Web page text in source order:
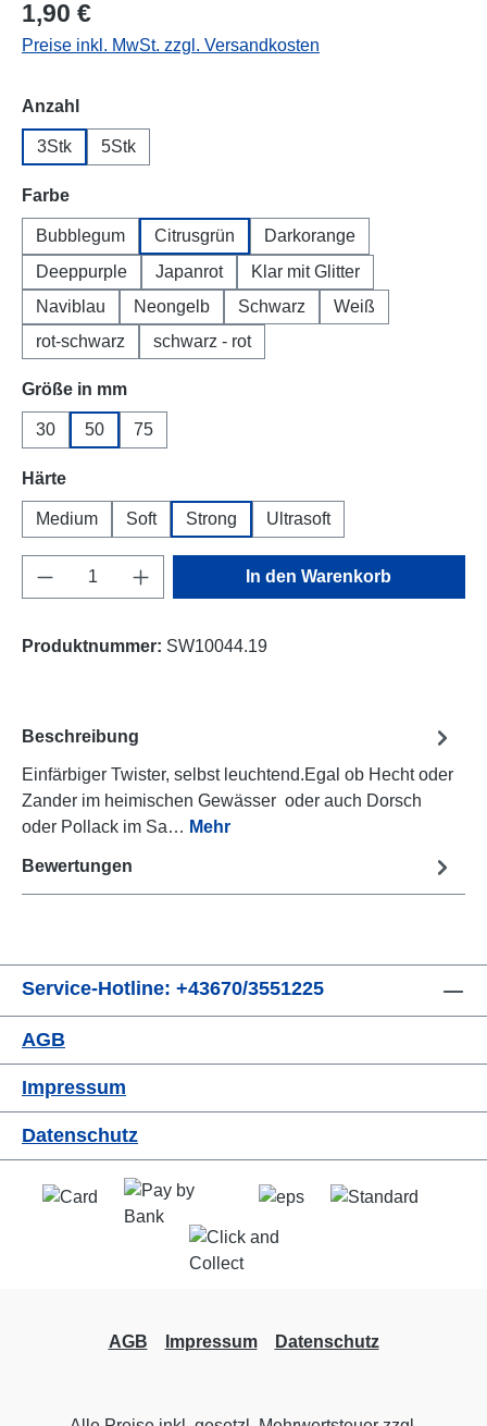
1,90 €
Preise inkl. MwSt. zzgl. Versandkosten
Anzahl auswählen
3Stk 5Stk
Farbeauswählen
Bubblegum Citrusgrün
Darkorange
Deeppurple
Japanrot
Klar mit Glitter
Naviblau
Neongelb Schwarz
Weiß
rot-schwarz
schwarz - rot
Größe in mmauswählen
30 50 75
Härteauswählen
Medium Soft Strong Ultrasoft
Produkt Anzahl: Gib den gewünschten
In den Warenkorb
Produktnummer: SW10044.19
Beschreibung
Einfärbiger Twister, selbst leuchtend.Egal ob Hecht oder
Zander im heimischen Gewässer oder auch Dorsch
oder Pollack im Sa… Mehr
Bewertungen
Service-Hotline: +43670/3551225
AGB
Impressum
Datenschutz
AGB Impressum Datenschutz